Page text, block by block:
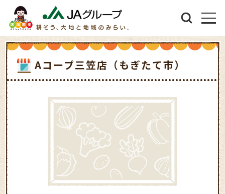
Aコープ三笠店（もぎたて市）